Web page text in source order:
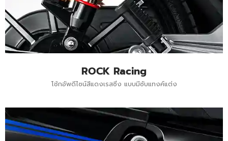
ROCK Racing
โช้กอัพดีไซน์สีแดงเรสซิ่ง แบบมีซับแทงค์แต่ง